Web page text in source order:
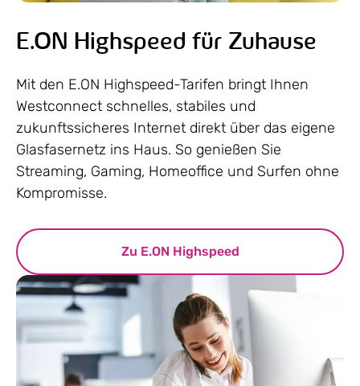
E.ON Highspeed für Zuhause
Mit den E.ON Highspeed-Tarifen bringt Ihnen
Westconnect schnelles, stabiles und
zukunftssicheres Internet direkt über das eigene
Glasfasernetz ins Haus. So genießen Sie
Streaming, Gaming, Homeoffice und Surfen ohne
Kompromisse.
Zu E.ON Highspeed